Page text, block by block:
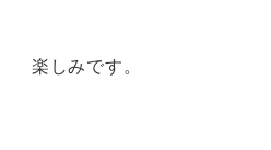
楽しみです。